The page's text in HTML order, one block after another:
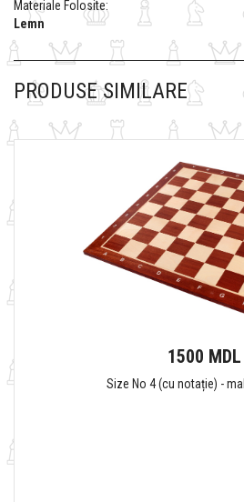
Materiale Folosite:
Lemn
PRODUSE SIMILARE
1500 MDL
Size No 4 (cu notație) -